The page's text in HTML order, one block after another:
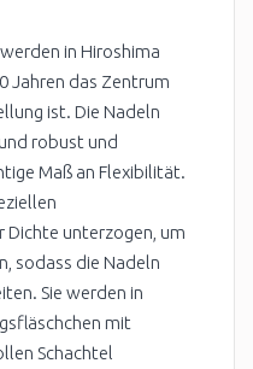
in Hiroshima
Jahren das Zentrum
ist. Die Nadeln
robust und
Maß an Flexibilität.
Dichte unterzogen, um
sodass die Nadeln
Sie werden in
mit
Schachtel